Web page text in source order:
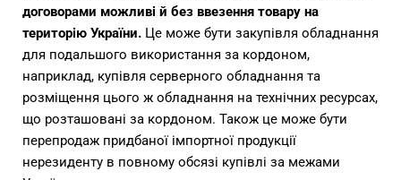
договорами можливі й без ввезення товару на
територію України. Це може бути закупівля обладнання
для подальшого використання за кордоном,
наприклад, купівля серверного обладнання та
розміщення цього ж обладнання на технічних ресурсах,
що розташовані за кордоном. Також це може бути
перепродаж придбаної імпортної продукції
нерезиденту в повному обсязі купівлі за межами